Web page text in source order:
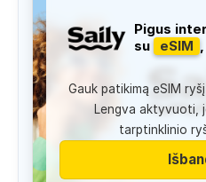
Pigus
su
eSIM
Gauk patikimą eSIM
Lengva aktyvuoti,
tarptinklinio